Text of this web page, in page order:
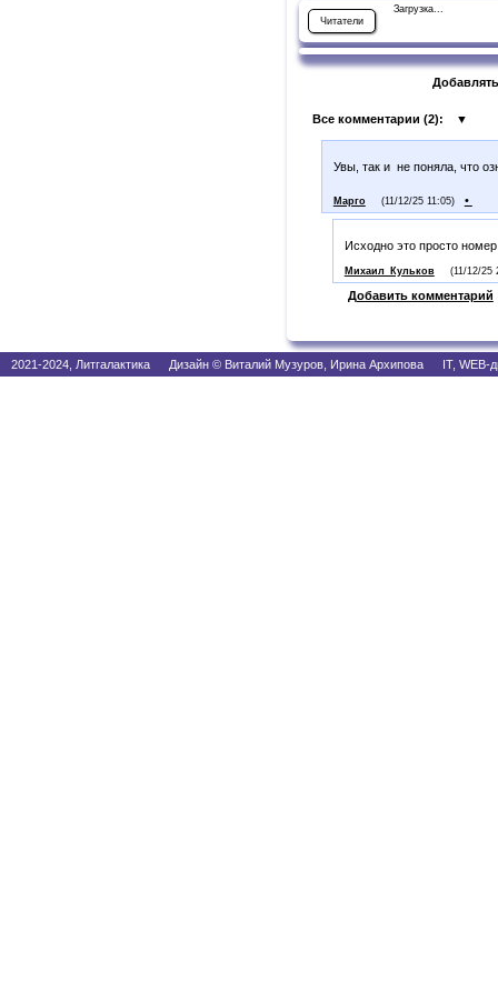
Читатели
Загрузка...
Все комментарии (2): ▼
Увы, так и не поняла, что
Марго (11/12/25 11:05) •
Исходно это просто
Михаил_Кульков (11/12/25
Добавить комментарий
2021-2024, Литгалактика Дизайн © Виталий Музуров, Ирина Архипова IT, WEB-